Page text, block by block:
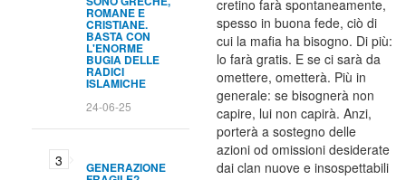
ROMANE E
CRISTIANE.
BASTA CON
L'ENORME
BUGIA DELLE
RADICI
ISLAMICHE
24-06-25
GENERAZIONE
cretino farà spontaneamente,
spesso in buona fede, ciò di
cui la mafia ha bisogno. Di più:
lo farà gratis. E se ci sarà da
omettere, ometterà. Più in
generale: se bisognerà non
capire, lui non capirà. Anzi,
porterà a sostegno delle
azioni od omissioni desiderate
dai clan nuove e insospettabili